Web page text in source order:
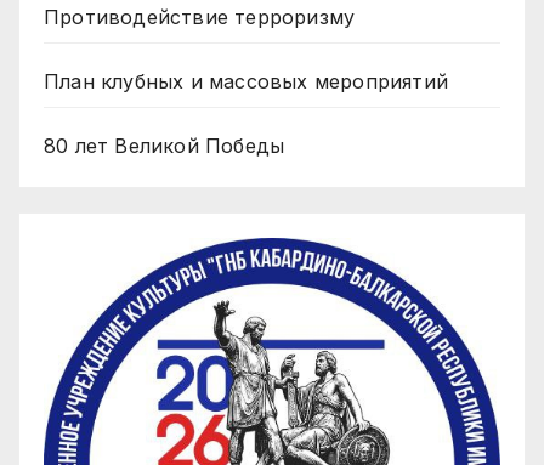
Противодействие терроризму
План клубных и массовых мероприятий
80 лет Великой Победы